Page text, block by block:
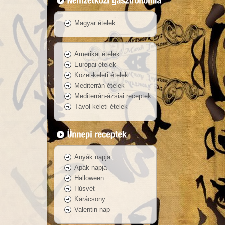
Magyar ételek
Amerikai ételek
Európai ételek
Közel-keleti ételek
Mediterrán ételek
Mediterrán-ázsiai receptek
Távol-keleti ételek
Anyák napja
Apák napja
Halloween
Húsvét
Karácsony
Valentin nap